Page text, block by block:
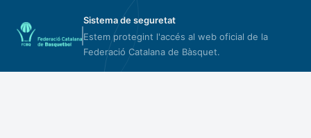
Sistema de seguretat
Estem protegint l'accés al web oficial de la
Federació Catalana de Bàsquet.